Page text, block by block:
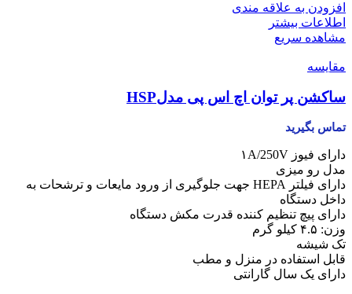
افزودن به علاقه مندی
اطلاعات بیشتر
مشاهده سریع
مقایسه
ساکشن پر توان اچ اس پی مدلHSP
تماس بگیرید
دارای فیوز ۱A/250V
مدل رو میزی
دارای فیلتر HEPA جهت جلوگیری از ورود مایعات و ترشحات به
داخل دستگاه
دارای پیچ تنظیم کننده قدرت مکش دستگاه
وزن: ۴.۵ کیلو گرم
تک شیشه
قابل استفاده در منزل و مطب
دارای یک سال گارانتی